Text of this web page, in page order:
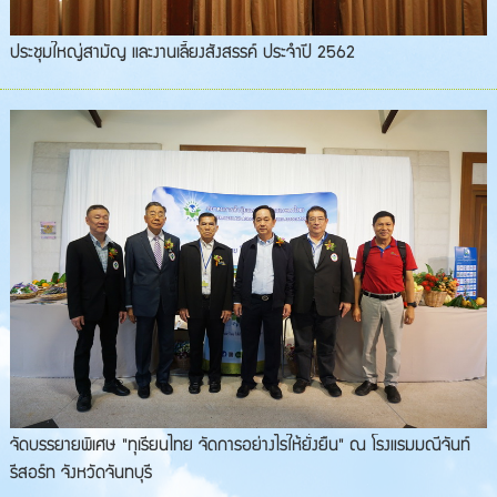
ประชุมใหญ่สามัญ และงานเลี้ยงสังสรรค์ ประจำปี 2562
จัดบรรยายพิเศษ "ทุเรียนไทย จัดการอย่างไรให้ยั่งยืน" ณ โรงแรมมณีจันท์
รีสอร์ท จังหวัดจันทบุรี